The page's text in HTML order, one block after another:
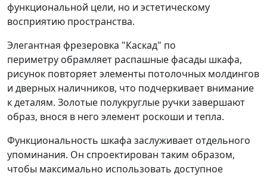
функциональной цели, но и эстетическому
восприятию пространства.
Элегантная фрезеровка "Каскад" по
периметру обрамляет распашные фасады шкафа,
рисунок повторяет элементы потолочных молдингов
и дверных наличников, что подчеркивает внимание
к деталям. Золотые полукруглые ручки завершают
образ, внося в него элемент роскоши и тепла.
Функциональность шкафа заслуживает отдельного
упоминания. Он спроектирован таким образом,
чтобы максимально использовать доступное